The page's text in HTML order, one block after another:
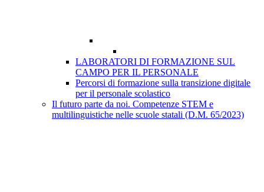
LABORATORI DI FORMAZIONE SUL
CAMPO PER IL PERSONALE
Percorsi di formazione sulla transizione digitale
per il personale scolastico
Il futuro parte da noi. Competenze STEM e
multilinguistiche nelle scuole statali (D.M. 65/2023)